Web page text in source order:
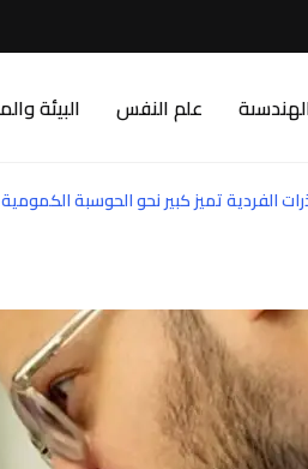
علم النفس البيئة
الفردية تميز كبير نحو الحوسبة الكمومية